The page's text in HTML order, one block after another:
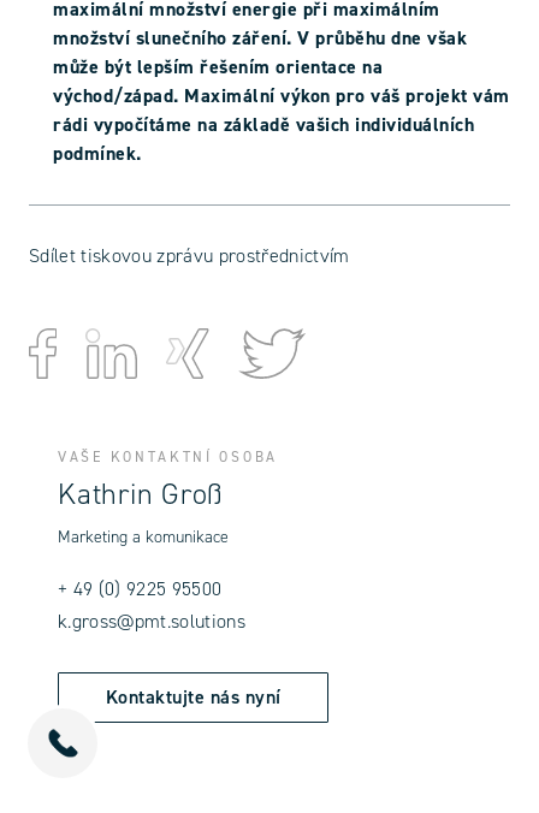
maximální množství energie při maximálním
množství slunečního záření. V průběhu dne však
může být lepším řešením orientace na
východ/západ. Maximální výkon pro váš projekt vám
rádi vypočítáme na základě vašich individuálních
podmínek.
Sdílet tiskovou zprávu prostřednictvím
VAŠE KONTAKTNÍ OSOBA
Kathrin Groß
Marketing a komunikace
+ 49 (0) 9225 95500
k.gross@pmt.solutions
Kontaktujte nás nyní